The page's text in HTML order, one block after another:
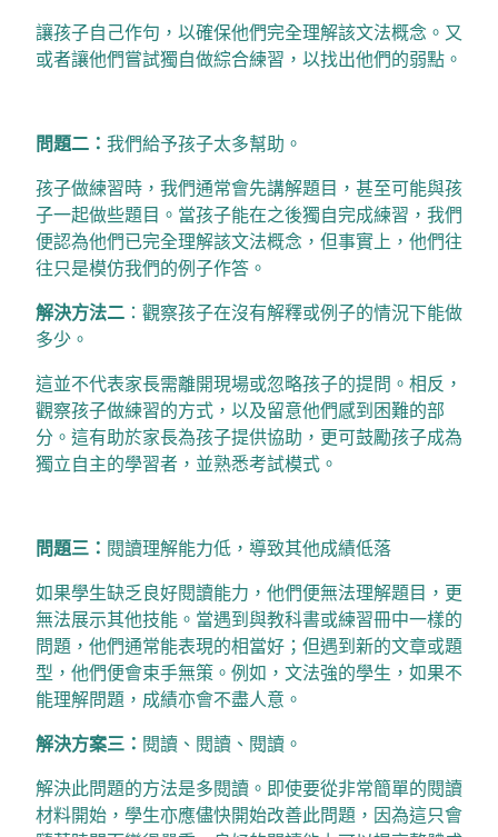
讓孩子自己作句，以確保他們完全理解該文法概念。又
或者讓他們嘗試獨自做綜合練習，以找出他們的弱點。
問題二： 我們給予孩子太多幫助。
孩子做練習時，我們通常會先講解題目，甚至可能與孩
子一起做些題目。當孩子能在之後獨自完成練習，我們
便認為他們已完全理解該文法概念，但事實上，他們往
往只是模仿我們的例子作答。
解決方法二 ：觀察孩子在沒有解釋或例子的情況下能做
多少。
這並不代表家長需離開現場或忽略孩子的提問。相反，
觀察孩子做練習的方式，以及留意他們感到困難的部
分。這有助於家長為孩子提供協助，更可鼓勵孩子成為
獨立自主的學習者，並熟悉考試模式。
問題三： 閱讀理解能力低，導致其他成績低落
如果學生缺乏良好閱讀能力，他們便無法理解題目，更
無法展示其他技能。當遇到與教科書或練習冊中一樣的
問題，他們通常能表現的相當好；但遇到新的文章或題
型，他們便會束手無策。例如，文法強的學生，如果不
能理解問題，成績亦會不盡人意。
解決方案三： 閱讀、閱讀、閱讀。
解決此問題的方法是多閱讀。即使要從非常簡單的閱讀
材料開始，學生亦應儘快開始改善此問題，因為這只會